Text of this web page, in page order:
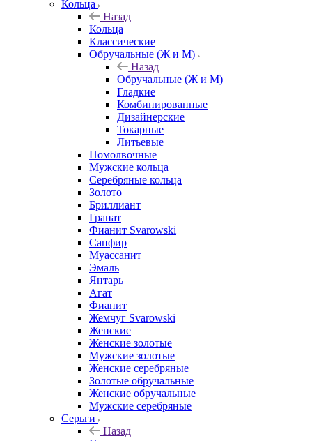
Кольца
Назад
Кольца
Классические
Обручальные (Ж и М)
Назад
Обручальные (Ж и М)
Гладкие
Комбинированные
Дизайнерские
Токарные
Литьевые
Помолвочные
Мужские кольца
Серебряные кольца
Золото
Бриллиант
Гранат
Фианит Svarowski
Сапфир
Муассанит
Эмаль
Янтарь
Агат
Фианит
Жемчуг Svarowski
Женские
Женские золотые
Мужские золотые
Женские серебряные
Золотые обручальные
Женские обручальные
Мужские серебряные
Серьги
Назад